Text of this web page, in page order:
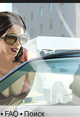
•FAQ•Поиск